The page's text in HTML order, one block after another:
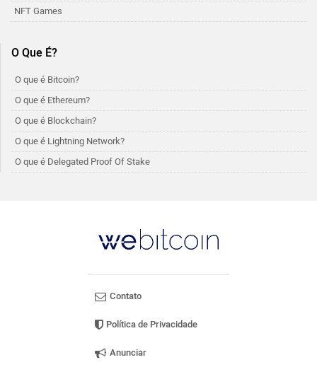
NFT Games
O Que É?
O que é Bitcoin?
O que é Ethereum?
O que é Blockchain?
O que é Lightning Network?
O que é Delegated Proof Of Stake
Contato
Política de Privacidade
Anunciar